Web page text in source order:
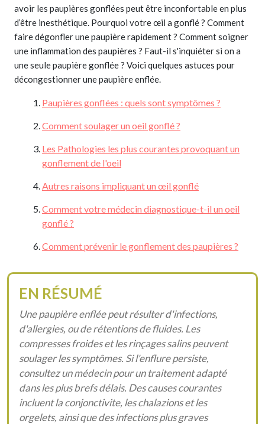
avoir les paupières gonflées peut être inconfortable en plus
d’être inesthétique. Pourquoi votre œil a gonflé ? Comment
faire dégonfler une paupière rapidement ? Comment soigner
une inflammation des paupières ? Faut-il s'inquiéter si on a
une seule paupière gonflée ? Voici quelques astuces pour
décongestionner une paupière enflée.
Paupières gonflées : quels sont symptômes ?
Comment soulager un oeil gonflé ?
Les Pathologies les plus courantes provoquant un
gonflement de l'oeil
Autres raisons impliquant un œil gonflé
Comment votre médecin diagnostique-t-il un oeil
gonflé ?
Comment prévenir le gonflement des paupières ?
EN RÉSUMÉ
Une paupière enflée peut résulter d'infections,
d'allergies, ou de rétentions de fluides. Les
compresses froides et les rinçages salins peuvent
soulager les symptômes. Si l'enflure persiste,
consultez un médecin pour un traitement adapté
dans les plus brefs délais. Des causes courantes
incluent la conjonctivite, les chalazions et les
orgelets, ainsi que des infections plus graves